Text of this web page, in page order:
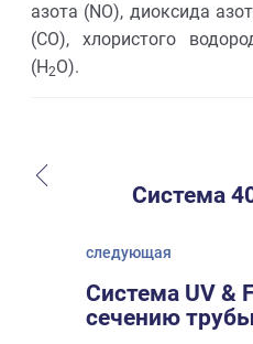
азота (NO), диоксида
(CO), хлористого
(H2O).
Система
следующая
Система UV &
сечению трубы